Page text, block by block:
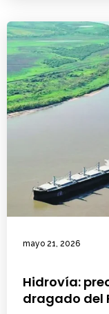
mayo 21, 2026
Hidrovía:
dragado del